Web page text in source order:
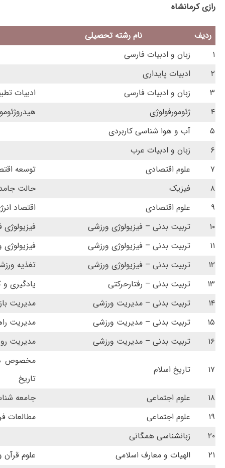
رازی کرمانشاه
ردیف
نام رشته تحصیلی
۱
زبان و ادبیات فارسی
۲
ادبیات پایداری
۳
زبان و ادبیات فارسی
ادبیات
۴
ژئومورفولوژی
۵
آب و هوا شناسی کاربردی
۶
زبان و ادبیات عرب
۷
علوم اقتصادی
توسعه
۸
فیزیک
حالت
۹
علوم اقتصادی
اقتصاد
۱۰
تربیت بدنی – فیزیولوژی ورزشی
۱۱
تربیت بدنی – فیزیولوژی ورزشی
۱۲
تربیت بدنی – فیزیولوژی ورزشی
تغذیه
۱۳
تربیت بدنی – رفتارحرکتی
یادگیری
۱۴
تربیت بدنی – مدیریت ورزشی
مدیریت
۱۵
تربیت بدنی – مدیریت ورزشی
مدیریت
۱۶
تربیت بدنی – مدیریت ورزشی مدیریت
۱۷ تاریخ اسلام
مخصوص
تاریخ
۱۸
علوم اجتماعی
جامعه
۱۹
علوم اجتماعی
مطالعات
۲۰
زبانشناسی همگانی
۲۱
الهیات و معارف اسلامی
علوم